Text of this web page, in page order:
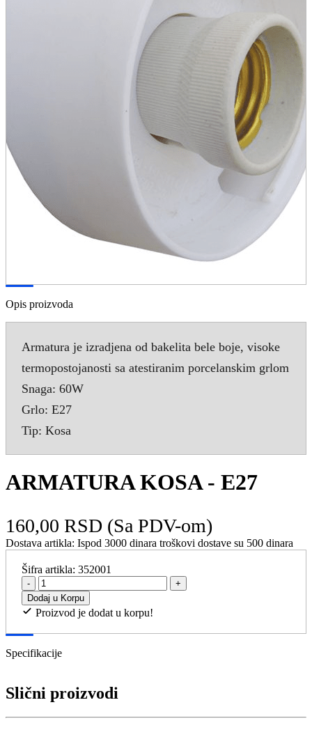
Opis proizvoda
Armatura je izradjena od bakelita bele boje, visoke
termopostojanosti sa atestiranim porcelanskim grlom
Snaga: 60W
Grlo: E27
Tip: Kosa
ARMATURA KOSA - E27
160,00 RSD (Sa PDV-om)
Dostava artikla: Ispod 3000 dinara troškovi dostave su 500 dinara
Šifra artikla:352001
-
+
Dodaj u Korpu
Proizvod je dodat u korpu!
Specifikacije
Slični proizvodi